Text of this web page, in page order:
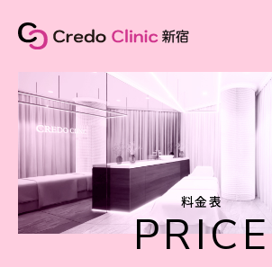
美容皮膚科
美容外科
料金表
PRICE